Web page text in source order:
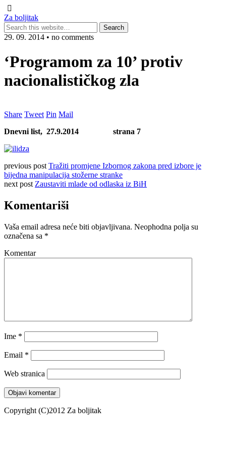
Za boljitak
29. 09. 2014 • no comments
‘Programom za 10’ protiv
nacionalističkog zla
Share Tweet Pin Mail
Dnevni list, 27.9.2014 strana 7
previous post Tražiti promjene Izbornog zakona pred izbore je
bijedna manipulacija stožerne stranke
next post Zaustaviti mlade od odlaska iz BiH
Komentariši
Vaša email adresa neće biti objavljivana. Neophodna polja su
označena sa *
Komentar
Ime *
Email *
Web stranica
Copyright (C)2012 Za boljitak